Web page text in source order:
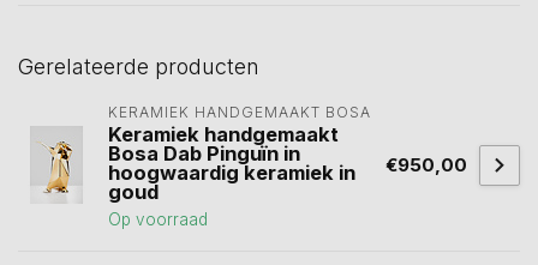
Gerelateerde producten
Keramiek handgemaakt
Bosa Dab Pinguïn in
hoogwaardig keramiek in
goud
Op voorraad
€950,00